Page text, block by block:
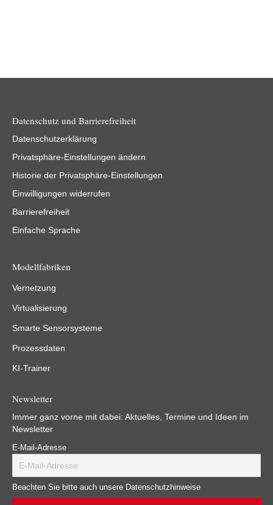
Datenschutz und Barrierefreiheit
Datenschutzerklärung
Privatsphäre-Einstellungen ändern
Historie der Privatsphäre-Einstellungen
Einwilligungen widerrufen
Barrierefreiheit
Einfache Sprache
Modellfabriken
Vernetzung
Virtualisierung
Smarte Sensorsysteme
Prozessdaten
KI-Trainer
Newsletter
Immer ganz vorne mit dabei: Aktuelles, Termine und Ideen im
Newsletter
E-Mail-Adresse
Beachten Sie bitte auch unsere Datenschutzhinweise